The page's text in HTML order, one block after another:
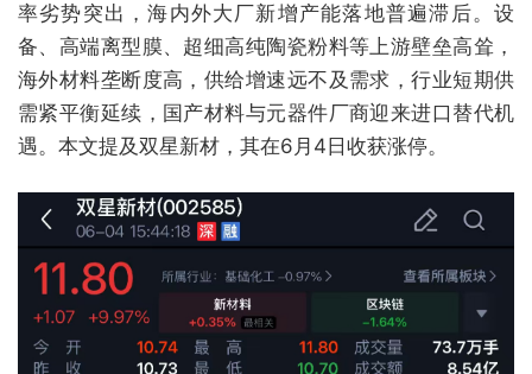
率劣势突出，海内外大厂新增产能落地普遍滞后。设
备、高端离型膜、超细高纯陶瓷粉料等上游壁垒高耸，
海外材料垄断度高，供给增速远不及需求，行业短期供
需紧平衡延续，国产材料与元器件厂商迎来进口替代机
遇。本文提及双星新材，其在6月4日收获涨停。